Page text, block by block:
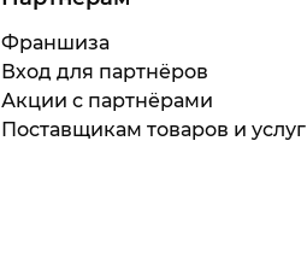
Франшиза
Вход для партнёров
Акции с партнёрами
Поставщикам товаров и услуг